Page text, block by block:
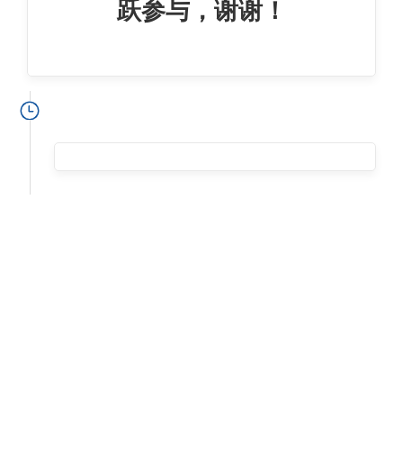
跃参与，谢谢！